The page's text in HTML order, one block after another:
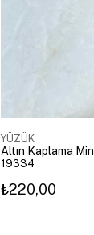
YÜZÜK
Altın Kaplama
19334
₺220,00